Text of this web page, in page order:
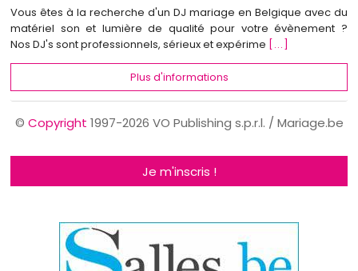
Vous êtes à la recherche d'un DJ mariage en Belgique avec du
matériel son et lumière de qualité pour votre évènement ?
Nos DJ's sont professionnels, sérieux et expérime [...]
Plus d'informations
© Copyright 1997-2026 VO Publishing s.p.r.l. / Mariage.be
Je m'inscris !